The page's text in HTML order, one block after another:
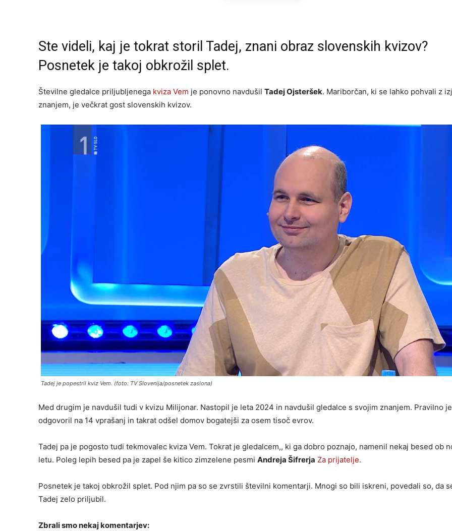
Ste videli, kaj je tokrat storil Tadej, znani obraz slovenskih kvizov?
Posnetek je takoj obkrožil splet.
Številne gledalce priljubljenega kviza Vem je ponovno navdušil Tadej Ojsteršek. Mariborčan, ki se lahko pohvali z
znanjem, je večkrat gost slovenskih kvizov.
Tadej je popestril kviz Vem. (foto: TV Slovenija/posnetek zaslona)
Med drugim je navdušil tudi v kvizu Milijonar. Nastopil je leta 2024 in navdušil gledalce s svojim znanjem. Pravilno je
odgovoril na 14 vprašanj in takrat odšel domov bogatejši za osem tisoč evrov.
Tadej pa je pogosto tudi tekmovalec kviza Vem. Tokrat je gledalcem,, ki ga dobro poznajo, namenil nekaj besed ob
letu. Poleg lepih besed pa je zapel še kitico zimzelene pesmi Andreja Šifrerja Za prijatelje.
Posnetek je takoj obkrožil splet. Pod njim pa so se zvrstili številni komentarji. Mnogi so bili iskreni, povedali so, da
Tadej zelo priljubil.
Zbrali smo nekaj komentarjev: